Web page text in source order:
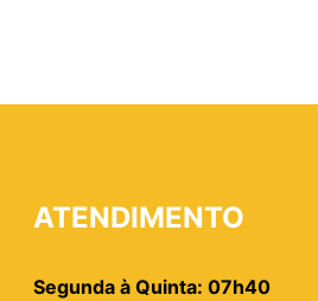
ATENDIMENTO
Segunda à Quinta: 07h40